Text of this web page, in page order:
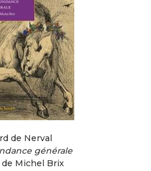
de Nerval
générale
Michel Brix